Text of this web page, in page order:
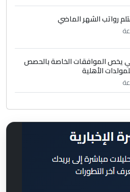
رواتب الشهر الماضي
يخص الموافقات الخاصة بالحصص
الأهلية